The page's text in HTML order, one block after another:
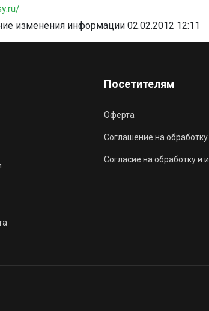
изменения информации 02.02.2012 12:11
Посетителям
Оферта
Соглашение на
Согласие на обработку и